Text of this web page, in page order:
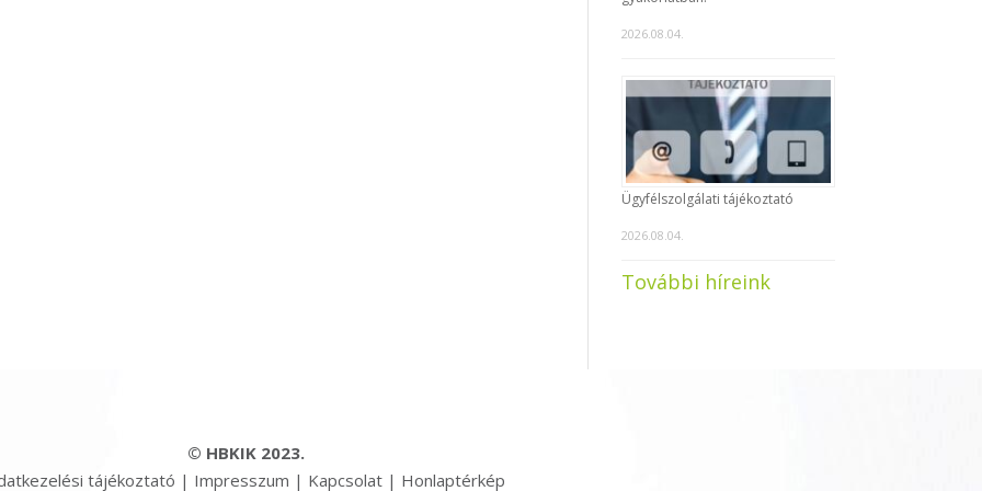
2026.08.04.
Ügyfélszolgálati tájékoztató
2026.08.04.
További híreink
© HBKIK 2023.
tájékoztató | Impresszum | Kapcsolat| Honlaptérkép